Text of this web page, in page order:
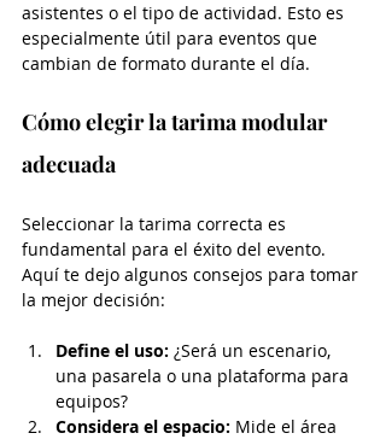
asistentes o el tipo de actividad. Esto es
especialmente útil para eventos que
cambian de formato durante el día.
Cómo elegir la tarima modular
adecuada
Seleccionar la tarima correcta es
fundamental para el éxito del evento.
Aquí te dejo algunos consejos para tomar
la mejor decisión:
Define el uso: ¿Será un escenario,
una pasarela o una plataforma para
equipos?
Considera el espacio: Mide el área